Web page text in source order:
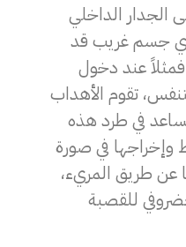
الجدار الداخلي
أي جسم غريب قد
فمثلاً عند دخول
تقوم الأهداب
في طرد هذه
وإخراجها في صورة
عن طريق المريء،
للقصبة